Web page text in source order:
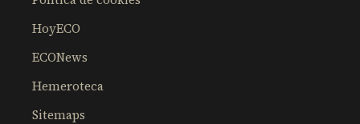
HoyECO
ECONews
Hemeroteca
Sitemaps